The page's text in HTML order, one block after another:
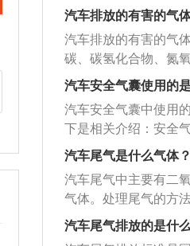
油作燃料的内燃机，
点是低的温度，所以
塞、点火装置，使用
气温度，柴油氧化测
后将柴油喷雾自燃的
烧。柴油机属于压缩
工作原理是：吸入柴
缩，达到500到700度
油以雾状喷入高温空
混合形成可燃混合气
燃烧中释放的能量作
推动活塞并通过连杆
汽车排放的有害的气
汽车排放的有害的气
碳、碳氢化合物、氮
碳、苯并芘、醛类等
粒、碳烟和油烟等颗
有害气体中最主要的
化碳：一氧化碳和人
蛋白有很强的亲合力
强几十倍，亲合后生
OHb%），从而消弱
忆力等机能障碍，重
汽车安全气囊使用的
汽车安全气囊中使用
下是相关介绍：安全
安全气囊系统主要由
器、气体发生器和气
成。安全气囊系统的
处理器用以判断撞车
信号；气体发生器根
火动作，点燃固态燃
汽车尾气是什么气体？
汽车尾气中主要有二
气体。处理尾气的方
汽油：采用无铅汽油
减少汽油尾气毒性物
汽车尾气排放的是什